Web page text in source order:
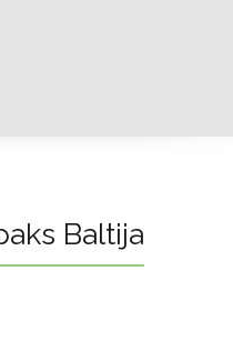
Baltija